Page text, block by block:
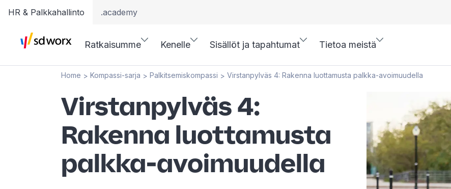
HR & Palkkahallinto .academy
Ratkaisumme Kenelle Sisällöt ja tapahtumat Tietoa meistä
Home > Kompassi-sarja > Palkitsemiskompassi > Virstanpylväs 4: Rakenna luottamusta palkka-avoimuudella
Virstanpylväs 4:
Rakenna luottamusta
palkka-avoimuudella